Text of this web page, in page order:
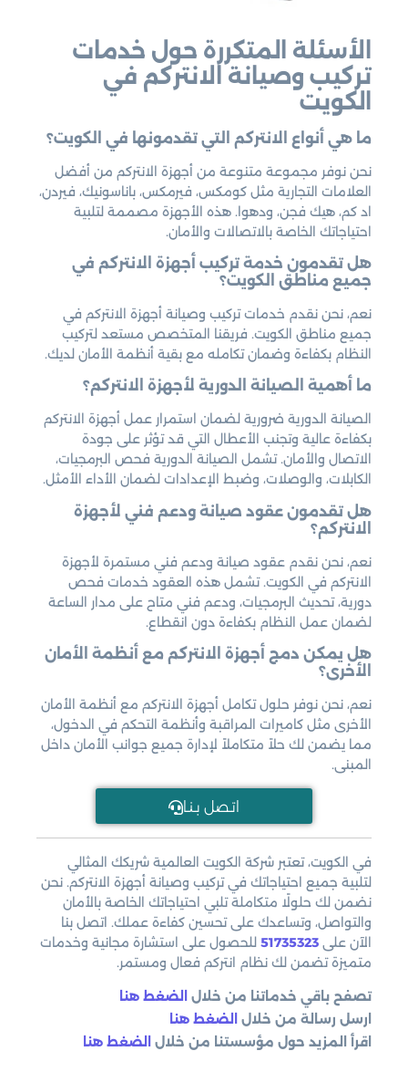
الأسئلة المتكررة حول خدمات
تركيب وصيانة الانتركم في
الكويت
ما هي أنواع الانتركم التي تقدمونها في الكويت؟
نحن نوفر مجموعة متنوعة من أجهزة الانتركم من أفضل
العلامات التجارية مثل كومكس، فيرمكس، باناسونيك، فيردن،
اد كم، هيك فجن، ودهوا. هذه الأجهزة مصممة لتلبية
احتياجاتك الخاصة بالاتصالات والأمان.
هل تقدمون خدمة تركيب أجهزة الانتركم في
جميع مناطق الكويت؟
نعم، نحن نقدم خدمات تركيب وصيانة أجهزة الانتركم في
جميع مناطق الكويت. فريقنا المتخصص مستعد لتركيب
النظام بكفاءة وضمان تكامله مع بقية أنظمة الأمان لديك.
ما أهمية الصيانة الدورية لأجهزة الانتركم؟
الصيانة الدورية ضرورية لضمان استمرار عمل أجهزة الانتركم
بكفاءة عالية وتجنب الأعطال التي قد تؤثر على جودة
الاتصال والأمان. تشمل الصيانة الدورية فحص البرمجيات،
الكابلات، والوصلات، وضبط الإعدادات لضمان الأداء الأمثل.
هل تقدمون عقود صيانة ودعم فني لأجهزة
الانتركم؟
نعم، نحن نقدم عقود صيانة ودعم فني مستمرة لأجهزة
الانتركم في الكويت. تشمل هذه العقود خدمات فحص
دورية، تحديث البرمجيات، ودعم فني متاح على مدار الساعة
لضمان عمل النظام بكفاءة دون انقطاع.
هل يمكن دمج أجهزة الانتركم مع أنظمة الأمان
الأخرى؟
نعم، نحن نوفر حلول تكامل أجهزة الانتركم مع أنظمة الأمان
الأخرى مثل كاميرات المراقبة وأنظمة التحكم في الدخول،
مما يضمن لك حلاً متكاملاً لإدارة جميع جوانب الأمان داخل
المبنى.
اتـصل بـنـا
في الكويت، تعتبر شركة الكويت العالمية شريكك المثالي
لتلبية جميع احتياجاتك في تركيب وصيانة أجهزة الانتركم. نحن
نضمن لك حلولًا متكاملة تلبي احتياجاتك الخاصة بالأمان
والتواصل، وتساعدك على تحسين كفاءة عملك. اتصل بنا
الآن على 51735323 للحصول على استشارة مجانية وخدمات
متميزة تضمن لك نظام انتركم فعال ومستمر.
تصفح باقي خدماتنا من خلال الضغط هنا
ارسل رسالة من خلال
الضغط هنا
اقرأ المزيد حول مؤسستنا من خلال
الضغط هنا